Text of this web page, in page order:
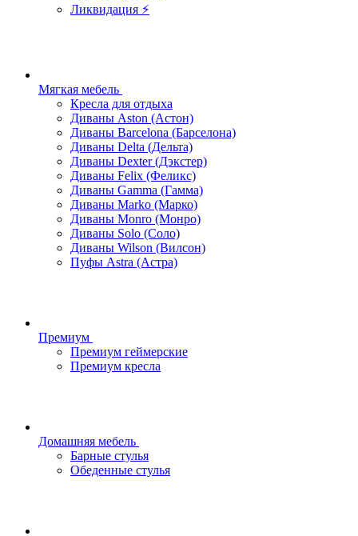
Ликвидация ⚡
Мягкая мебель
Кресла для отдыха
Диваны Aston (Астон)
Диваны Barcelona (Барселона)
Диваны Delta (Дельта)
Диваны Dexter (Дэкстер)
Диваны Felix (Феликс)
Диваны Gamma (Гамма)
Диваны Marko (Марко)
Диваны Monro (Монро)
Диваны Solo (Соло)
Диваны Wilson (Вилсон)
Пуфы Astra (Астра)
Премиум
Премиум геймерские
Премиум кресла
Домашняя мебель
Барные стулья
Обеденные стулья